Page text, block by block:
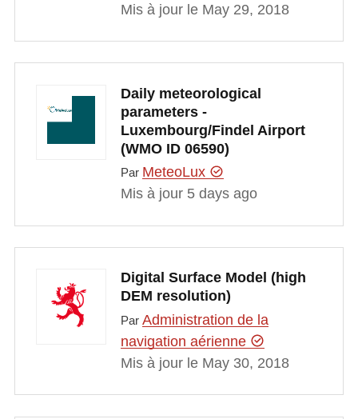
Mis à jour le May 29, 2018
Daily meteorological
parameters -
Luxembourg/Findel Airport
(WMO ID 06590)
Par MeteoLux
Mis à jour 5 days ago
Digital Surface Model (high
DEM resolution)
Par Administration de la
navigation aérienne
Mis à jour le May 30, 2018